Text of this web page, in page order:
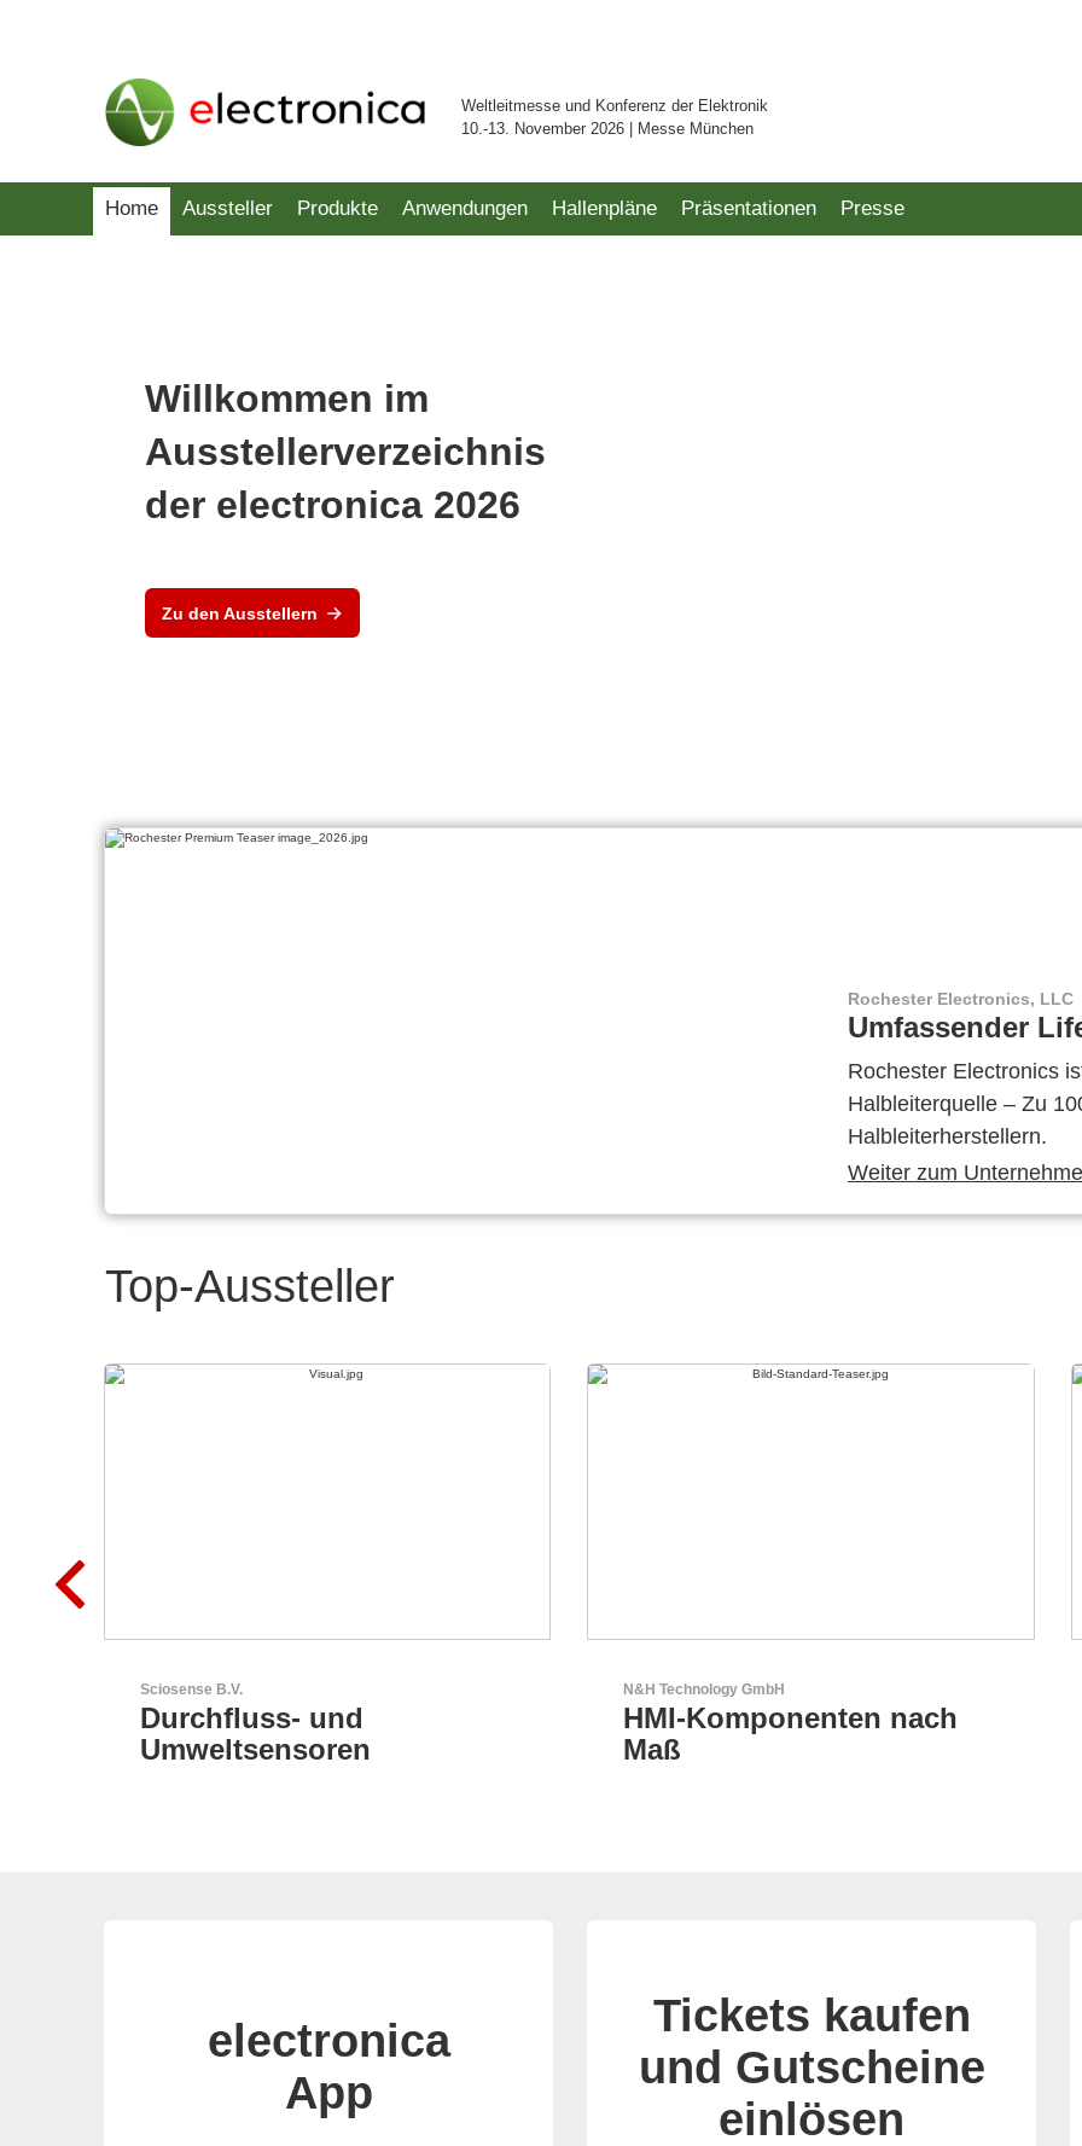
Weltleitmesse und Konferenz der Elektronik
10.-13. November 2026 | Messe München
Home Aussteller Produkte Anwendungen Hallenpläne Präsentationen Presse
Willkommen im
Ausstellerverzeichnis
der electronica 2026
Zu den Ausstellern
Rochester Electronics, LLC
Umfassender
Rochester Electronics
Halbleiterquelle – Zu
Halbleiterherstellern.
Weiter zum
Top-Aussteller
N&H Technology GmbH
HMI-Komponenten nach
Maß
Esseti Srl
Ihr Partner für High-Tech-
Leiterplatten
electronica
App
Tickets kaufen
und Gutscheine
einlösen